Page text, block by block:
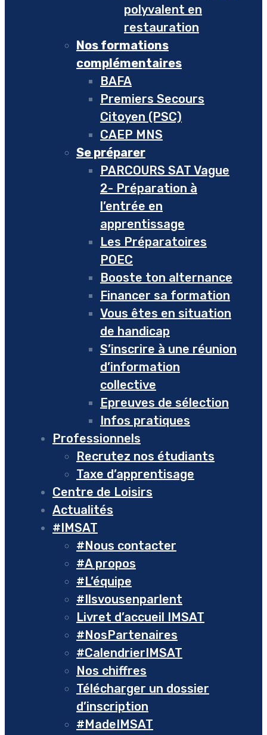
polyvalent en
restauration
Nos formations
complémentaires
BAFA
Premiers Secours
Citoyen (PSC)
CAEP MNS
Se préparer
PARCOURS SAT Vague
2- Préparation à
l’entrée en
apprentissage
Les Préparatoires
POEC
Booste ton alternance
Financer sa formation
Vous êtes en situation
de handicap
S’inscrire à une réunion
d’information
collective
Epreuves de sélection
Infos pratiques
Professionnels
Recrutez nos étudiants
Taxe d’apprentisage
Centre de Loisirs
Actualités
#IMSAT
#Nous contacter
#A propos
#L’équipe
#Ilsvousenparlent
Livret d’accueil IMSAT
#NosPartenaires
#CalendrierIMSAT
Nos chiffres
Télécharger un dossier
d’inscription
#MadeIMSAT